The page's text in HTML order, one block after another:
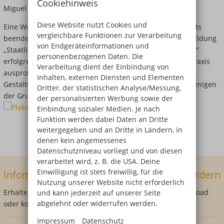
Cookiehinweis
Diese Website nutzt Cookies und
vergleichbare Funktionen zur Verarbeitung
von Endgeräteinformationen und
personenbezogenen Daten. Die
Verarbeitung dient der Einbindung von
Inhalten, externen Diensten und Elementen
Dritter, der statistischen Analyse/Messung,
der personalisierten Werbung sowie der
Einbindung sozialer Medien. Je nach
Funktion werden dabei Daten an Dritte
weitergegeben und an Dritte in Ländern, in
denen kein angemessenes
Datenschutzniveau vorliegt und von diesen
verarbeitet wird, z. B. die USA. Deine
Einwilligung ist stets freiwillig, für die
Nutzung unserer Website nicht erforderlich
und kann jederzeit auf unserer Seite
abgelehnt oder widerrufen werden.
Impressum
Datenschutz
Miguel Reimer erhielt.
Eine Woche nach Ende dieses schulinternen Praxisprojekts
beendeten alle acht Schülerinnen und Schüler ihre Ausbildung
„Staatlich geprüfte:r Gestaltungstechnische:r Assistent:in“
erfolgreich und können sich nun in der echten Agenturpraxis
ausprobieren – sofern nicht die Lust auf ein
Gestaltungsstudium geweckt worden ist, was bei nicht wenigen
der Gruppe der Fall ist!
Galerie: 5 Bilder
Infomaterial und Anmeldeformulare anfordern
Erhalte jetzt Dein persönliches Infopaket direkt als Download
oder kostenfrei per Post!